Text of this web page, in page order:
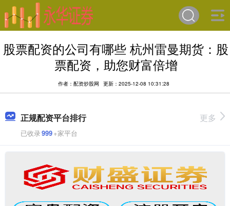
股票配资的公司有哪些 杭州雷曼期货：股
票配资，助您财富倍增
作者：配资炒股网 更新：2025-12-08 10:31:28
正规配资平台排行
已收录999+家平台
更多